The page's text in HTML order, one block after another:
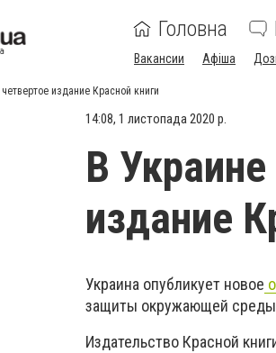
Головна
Вакансии Афіша
издание Красной книги
14:08, 1 листопада 2020 р.
В
издание
Украина опубликует новое
защиты окружающей среды
Издательство Красной